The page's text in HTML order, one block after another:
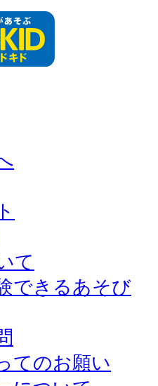
て
できるあそび
てのお願い